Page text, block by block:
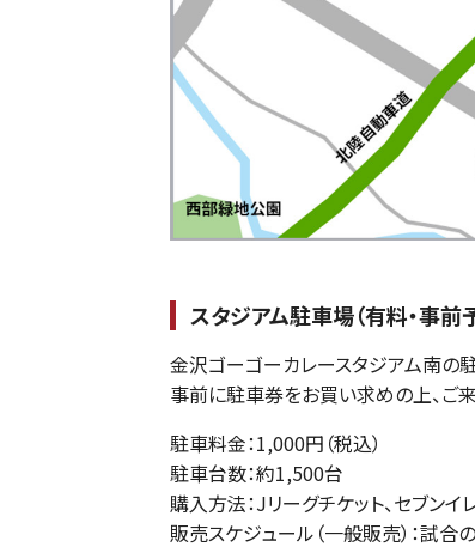
スタジアム駐車場（有料・事前
金沢ゴーゴーカレースタジアム南の
事前に駐車券をお買い求めの上、ご
駐車料金：1,000円（税込）
駐車台数：約1,500台
購入方法：Jリーグチケット、セブン
販売スケジュール（一般販売）：試